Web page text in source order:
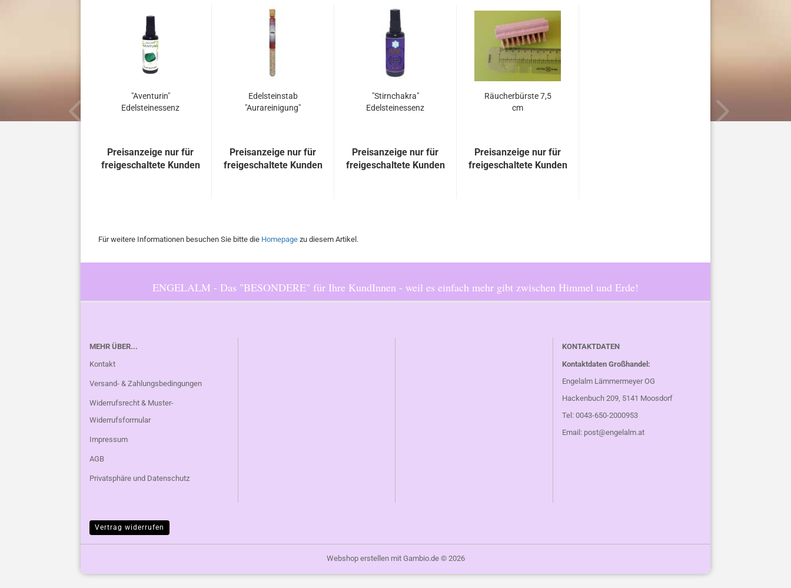
"Aventurin"
Edelsteinessenz
Preisanzeige nur für
freigeschaltete Kunden
Edelsteinstab
"Aurareinigung"
Preisanzeige nur für
freigeschaltete Kunden
"Stirnchakra"
Edelsteinessenz
Preisanzeige nur für
freigeschaltete Kunden
Räucherbürste 7,5
cm
Preisanzeige nur für
freigeschaltete Kunden
Für weitere Informationen besuchen Sie bitte die Homepage zu diesem Artikel.
ENGELALM - Das "BESONDERE" für Ihre KundInnen - weil es einfach mehr gibt zwischen Himmel und Erde!
MEHR ÜBER...
Kontakt
Versand- & Zahlungsbedingungen
Widerrufsrecht & Muster-
Widerrufsformular
Impressum
AGB
Privatsphäre und Datenschutz
KONTAKTDATEN
Kontaktdaten Großhandel:
Engelalm Lämmermeyer OG
Hackenbuch 209, 5141 Moosdorf
Tel: 0043-650-2000953
Email: post@engelalm.at
Vertrag widerrufen
Webshop erstellenmit Gambio.de © 2026